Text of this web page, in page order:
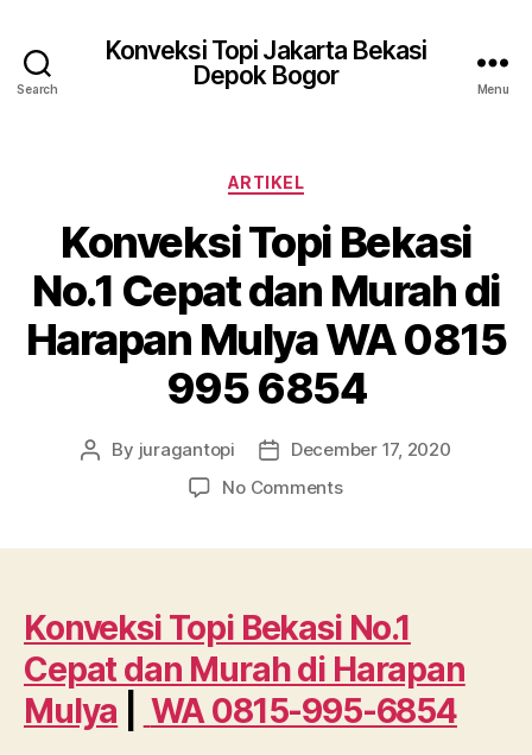
Search
Konveksi Topi Jakarta Bekasi
Depok Bogor
Menu
Categories
ARTIKEL
Konveksi Topi Bekasi
No.1 Cepat dan Murah di
Harapan Mulya WA 0815
995 6854
Post
By juragantopi
PostDecember 17, 2020
No Commentson
Cepat
dan
Murah
di
Harapan
Konveksi Topi Bekasi No.1
Cepat dan Murah di Harapan
Mulya
WA 0815-995-6854